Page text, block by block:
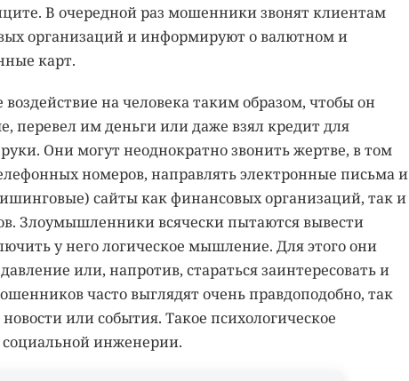
В очередной раз мошенники звонят клиентам
организаций и информируют о валютном и
карт.
на человека таким образом, чтобы он
им деньги или даже взял кредит для
Они могут неоднократно звонить жертве, в том
номеров, направлять электронные письма и
сайты как финансовых организаций, так и
Злоумышленники всячески пытаются вывести
у него логическое мышление. Для этого они
или, напротив, стараться заинтересовать и
часто выглядят очень правдоподобно, так
или события. Такое психологическое
социальной инженерии.